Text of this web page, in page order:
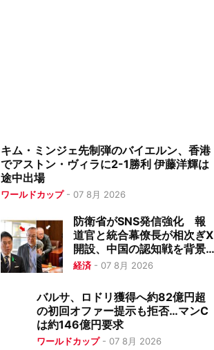
キム・ミンジェ先制弾のバイエルン、香港
でアストン・ヴィラに2-1勝利 伊藤洋輝は
途中出場
ワールドカップ- 07 8月 2026
防衛省がSNS発信強化 報
道官と統合幕僚長が相次ぎX
開設、中国の認知戦を背景
に
経済 - 07 8月 2026
バルサ、ロドリ獲得へ約82億円超
の初回オファー提示も拒否…マンC
は約146億円要求
ワールドカップ-07 8月 2026